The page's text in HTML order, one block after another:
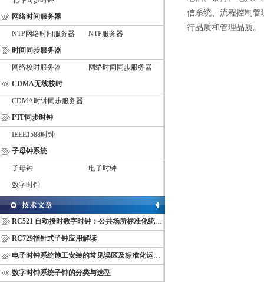
网络时间服务器
NTP网络时间服务器
NTP服务器
时间同步服务器
网络校时服务器
网络时间同步服务器
CDMA无线校时
CDMA时钟同步服务器
PTP同步时钟
IEEE1588时钟
子母钟系统
子母钟
电子时钟
数字时钟
RC521 自动授时数字时钟：公共场所标准化统一计时终端
RC729指针式子钟应用解读
电子时钟系统施工安装的常见误区及标准化运维管理规范
数字时钟系统子钟的分类与选型
信系统、流程控制
行品质和管理品质。